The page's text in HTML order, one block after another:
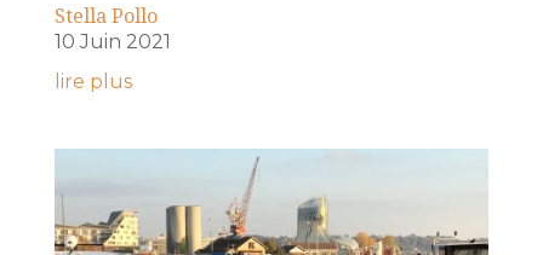
Stella Pollo
10 Juin 2021
lire plus